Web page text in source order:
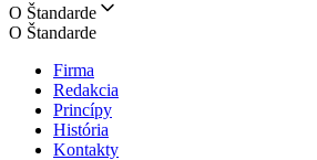
O Štandarde
O Štandarde
Firma
Redakcia
Princípy
História
Kontakty